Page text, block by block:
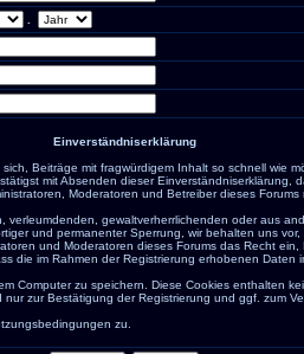
Einverständniserklärung
Beiträge mit fragwürdigem Inhalt so schnell wie
mit Absenden dieser Einverständniserklärung,
Moderatoren und Betreiber dieses
gewaltverherrlichenden oder aus
und permanenter Sperrung, wir behalten uns
und Moderatoren dieses Forums das Recht
die im Rahmen der Registrierung erhobenen Daten
Computer zu speichern. Diese Cookies enthalten
zur Bestätigung der Registrierung und ggf. zum
zu.